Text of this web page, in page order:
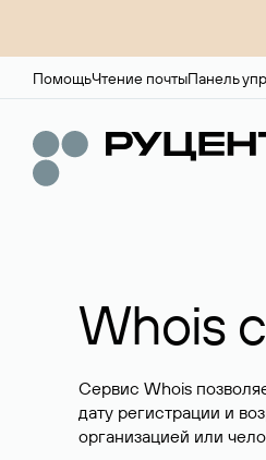
ПомощьЧтение почтыПанель
Whois
Сервис Whois
дату регистрации и
организацией или